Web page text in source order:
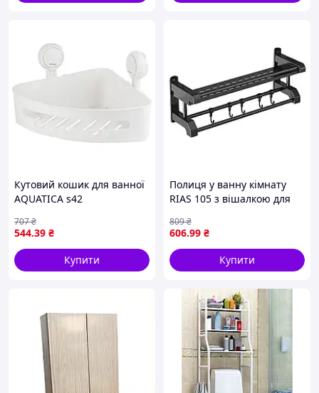
Кутовий кошик для ванної
AQUATICA s42
присоски)
544.39 ₴
707₴
Купити
Полиця у ванну кімнату
RIAS 105 з вішалкою для
Чорний (3_07096) D14-2026
606.99 ₴
809₴
Купити